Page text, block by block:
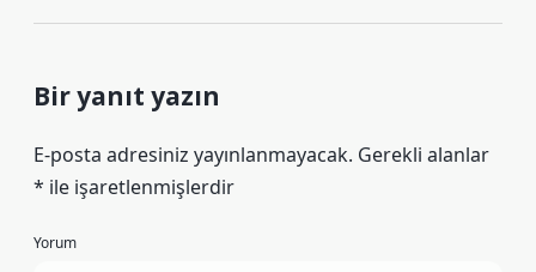
Bir yanıt yazın
E-posta adresiniz yayınlanmayacak. Gerekli alanlar
* ile işaretlenmişlerdir
Yorum